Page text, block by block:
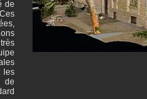
de
les
de